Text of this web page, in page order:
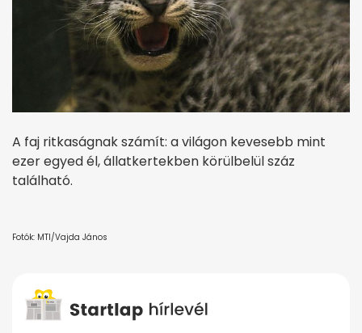
A faj ritkaságnak számít: a világon kevesebb mint
ezer egyed él, állatkertekben körülbelül száz
található.
Fotók: MTI/Vajda János